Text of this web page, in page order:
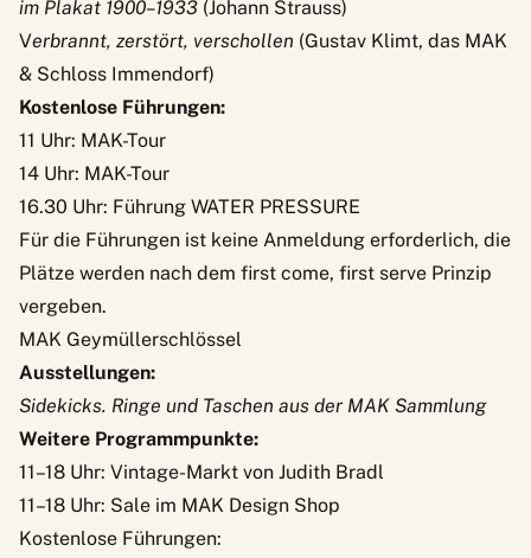
im Plakat 1900–1933 (Johann Strauss)
Verbrannt, zerstört, verschollen (Gustav Klimt, das MAK
& Schloss Immendorf)
Kostenlose Führungen:
11 Uhr: MAK-Tour
14 Uhr: MAK-Tour
16.30 Uhr: Führung WATER PRESSURE
Für die Führungen ist keine Anmeldung erforderlich, die
Plätze werden nach dem first come, first serve Prinzip
vergeben.
MAK Geymüllerschlössel
Ausstellungen:
Sidekicks. Ringe und Taschen aus der MAK Sammlung
Weitere Programmpunkte:
11–18 Uhr: Vintage-Markt von Judith Bradl
11–18 Uhr: Sale im MAK Design Shop
Kostenlose Führungen: